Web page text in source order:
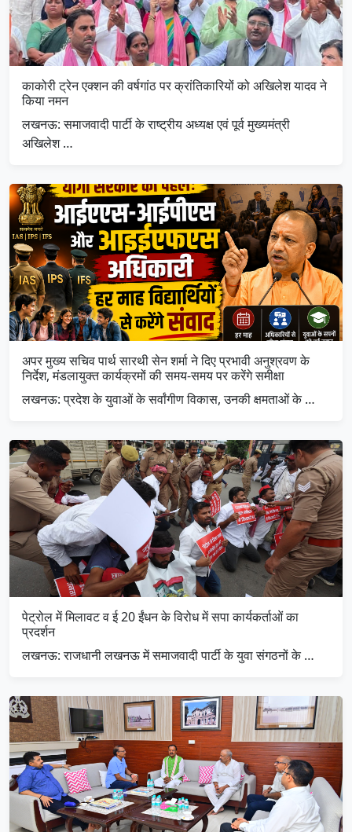
काकोरी ट्रेन एक्शन की वर्षगांठ पर क्रांतिकारियों को अखिलेश यादव ने
किया नमन
लखनऊ: समाजवादी पार्टी के राष्ट्रीय अध्यक्ष एवं पूर्व मुख्यमंत्री
अखिलेश …
अपर मुख्य सचिव पार्थ सारथी सेन शर्मा ने दिए प्रभावी अनुश्रवण के
निर्देश, मंडलायुक्त कार्यक्रमों की समय-समय पर करेंगे समीक्षा
लखनऊ: प्रदेश के युवाओं के सर्वांगीण विकास, उनकी क्षमताओं के …
पेट्रोल में मिलावट व ई 20 ईंधन के विरोध में सपा कार्यकर्ताओं का
प्रदर्शन
लखनऊ: राजधानी लखनऊ में समाजवादी पार्टी के युवा संगठनों के …